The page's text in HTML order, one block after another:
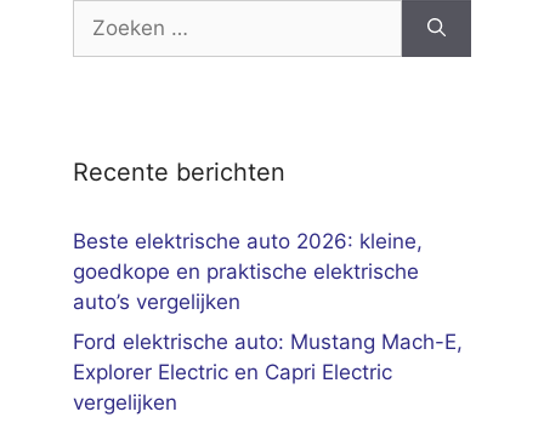
naar:
Recente berichten
Beste elektrische auto 2026: kleine,
goedkope en praktische elektrische
auto’s vergelijken
Ford elektrische auto: Mustang Mach-E,
Explorer Electric en Capri Electric
vergelijken